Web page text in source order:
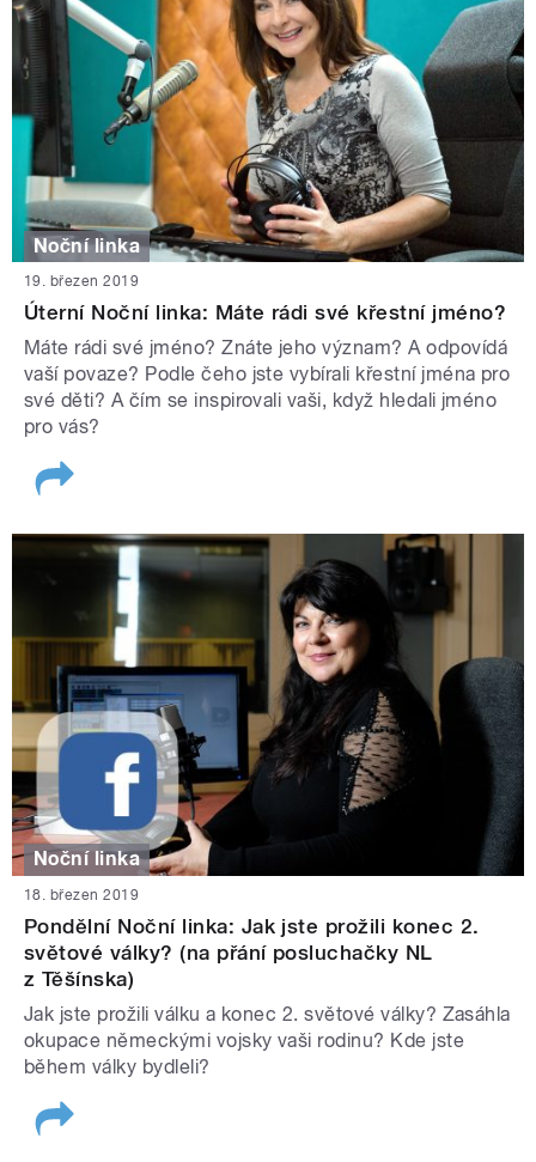
Noční linka
19. březen 2019
Úterní Noční linka: Máte rádi své křestní jméno?
Máte rádi své jméno? Znáte jeho význam? A odpovídá
vaší povaze? Podle čeho jste vybírali křestní jména pro
své děti? A čím se inspirovali vaši, když hledali jméno
pro vás?
Noční linka
18. březen 2019
Pondělní Noční linka: Jak jste prožili konec 2.
světové války? (na přání posluchačky NL
z Těšínska)
Jak jste prožili válku a konec 2. světové války? Zasáhla
okupace německými vojsky vaši rodinu? Kde jste
během války bydleli?